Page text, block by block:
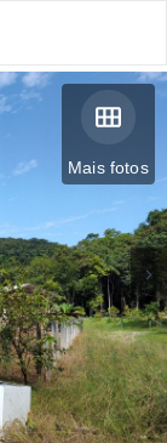
Mais fotos